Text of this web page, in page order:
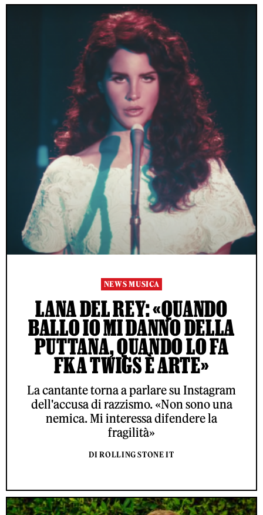
NEWS MUSICA
LANA DEL REY: «QUANDO
BALLO IO MI DANNO DELLA
PUTTANA, QUANDO LO FA
FKA TWIGS È ARTE»
La cantante torna a parlare su Instagram
dell'accusa di razzismo. «Non sono una
nemica. Mi interessa difendere la
fragilità»
DI ROLLING STONE IT